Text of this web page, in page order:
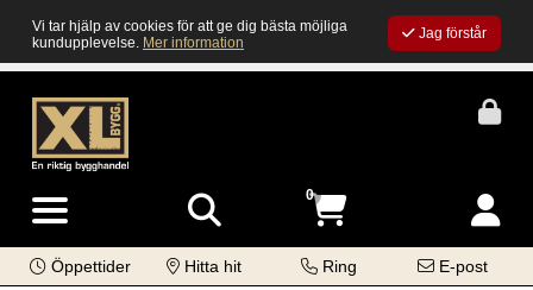
Vi tar hjälp av cookies för att ge dig bästa möjliga
kundupplevelse. Mer information
Jag förstår
0
Öppettider Hitta hit Ring E-post